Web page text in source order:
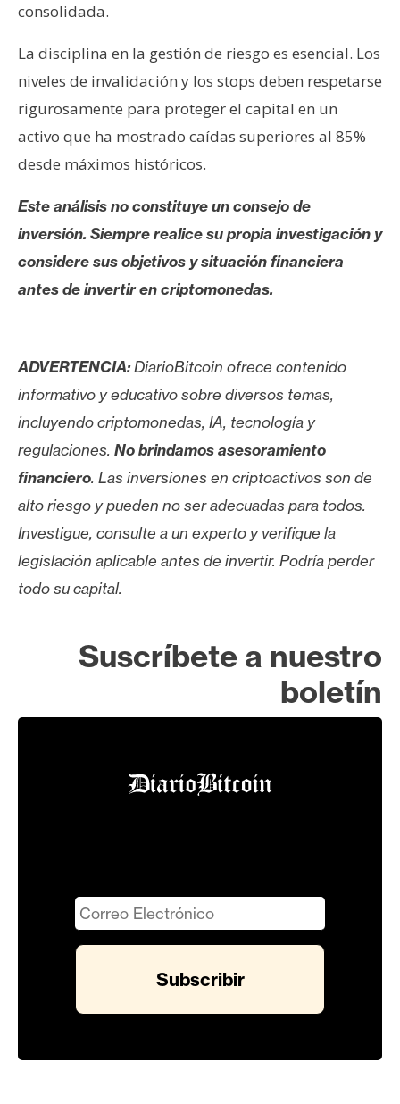
consolidada.
La disciplina en la gestión de riesgo es esencial. Los
niveles de invalidación y los stops deben respetarse
rigurosamente para proteger el capital en un
activo que ha mostrado caídas superiores al 85%
desde máximos históricos.
Este análisis no constituye un consejo de
inversión. Siempre realice su propia investigación y
considere sus objetivos y situación financiera
antes de invertir en criptomonedas.
ADVERTENCIA:DiarioBitcoin ofrece contenido
informativo y educativo sobre diversos temas,
incluyendo criptomonedas, IA, tecnología y
regulaciones. No brindamos asesoramiento
financiero. Las inversiones en criptoactivos son de
alto riesgo y pueden no ser adecuadas para todos.
Investigue, consulte a un experto y verifique la
legislación aplicable antes de invertir. Podría perder
todo su capital.
Suscríbete a nuestro
boletín